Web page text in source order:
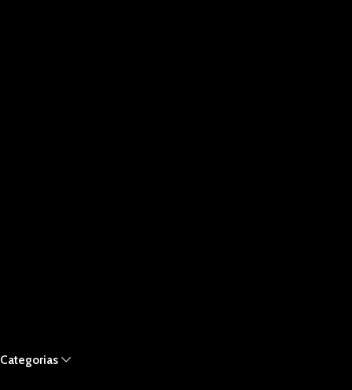
Categorias